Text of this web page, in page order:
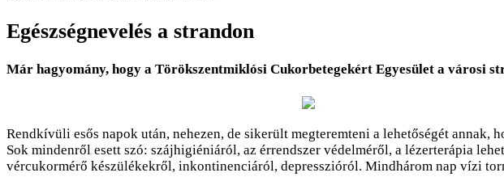
Egészségnevelés a strandon
Már hagyomány, hogy a Törökszentmiklósi Cukorbetegekért Egyesület a városi
Rendkívüli esős napok után, nehezen, de sikerült megteremteni a lehetőségét
Sok mindenről esett szó: szájhigiéniáról, az érrendszer védelméről, a lézerterápia
vércukormérő készülékekről, inkontinenciáról, depresszióról. Mindhárom nap vízi